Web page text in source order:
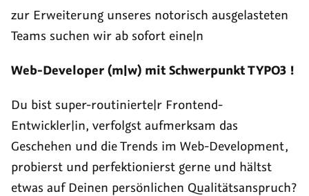
CMS
6.0:
beiden
Websites
im
neuen
Gewand
und
Interaktions-
(m|w)
zur Erweiterung unseres notorisch ausgelasteten
Teams suchen wir ab sofort eine|n
Web-Developer (m|w) mit Schwerpunkt TYPO3 !
Du bist super-routinierte|r Frontend-
Entwickler|in, verfolgst aufmerksam das
Geschehen und die Trends im Web-Development,
probierst und perfektionierst gerne und hältst
etwas auf Deinen persönlichen Qualitätsanspruch?